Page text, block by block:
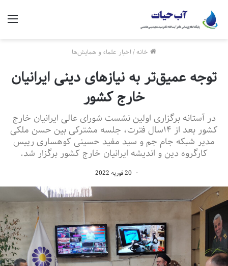
خانه/اخبار علماء و همایش‌ها
توجه عمیق­‌تر به نیازهای دینی ایرانیان
خارج کشور
در آستانه برگزاری اولین نشست شورای عالی ایرانیان خارج
کشور بعد از ۱۴سال فترت، جلسه مشترکی بین حسن ملکی
مدیر شبکه جام جم و سید مفید حسینی کوهساری رییس
کارگروه دین و اندیشه ایرانیان خارج کشور برگزار شد.
20 فوریه 2022